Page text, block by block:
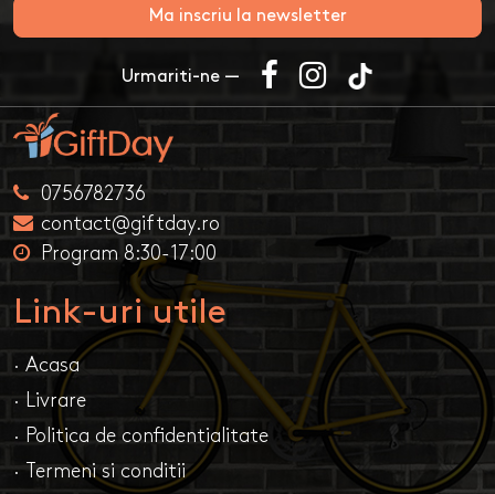
Ma inscriu la newsletter
Urmariti-ne —
0756782736
contact@giftday.ro
Program 8:30-17:00
Link-uri utile
· Acasa
· Livrare
· Politica de confidentialitate
· Termeni si conditii